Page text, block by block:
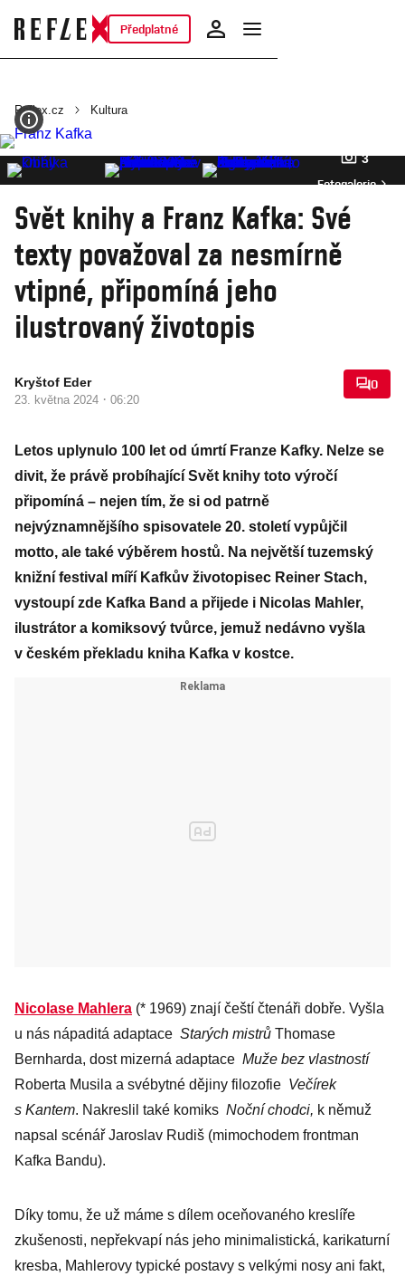
Předplatné
Reflex.cz Kultura
3
Fotogalerie
Svět knihy a Franz Kafka: Své
texty považoval za nesmírně
vtipné, připomíná jeho
ilustrovaný životopis
Kryštof Eder
23. května 2024 · 06:20
0
Letos uplynulo 100 let od úmrtí Franze Kafky. Nelze se
divit, že právě probíhající Svět knihy toto výročí
připomíná – nejen tím, že si od patrně
nejvýznamnějšího spisovatele 20. století vypůjčil
motto, ale také výběrem hostů. Na největší tuzemský
knižní festival míří Kafkův životopisec Reiner Stach,
vystoupí zde Kafka Band a přijede i Nicolas Mahler,
ilustrátor a komiksový tvůrce, jemuž nedávno vyšla
v českém překladu kniha Kafka v kostce.
Nicolase Mahlera (* 1969) znají čeští čtenáři dobře. Vyšla
u nás nápaditá adaptace Starých mistrů Thomase
Bernharda, dost mizerná adaptace Muže bez vlastností
Roberta Musila a svébytné dějiny filozofie Večírek
s Kantem. Nakreslil také komiks Noční chodci, k němuž
napsal scénář Jaroslav Rudiš (mimochodem frontman
Kafka Bandu).
Díky tomu, že už máme s dílem oceňovaného kreslíře
zkušenosti, nepřekvapí nás jeho minimalistická, karikaturní
kresba, Mahlerovy typické postavy s velkými nosy ani fakt,